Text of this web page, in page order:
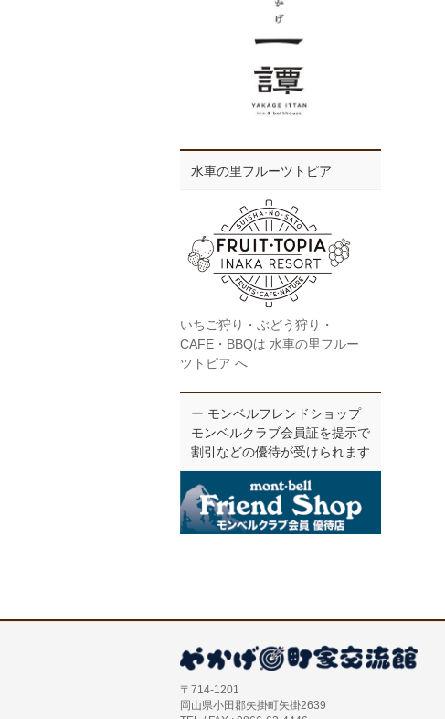
水車の里フルーツトピア
いちご狩り・ぶどう狩り・
CAFE・BBQは 水車の里フルー
ツトピア へ
ー モンベルフレンドショップ
モンベルクラブ会員証を提示で
割引などの優待が受けられます
〒714-1201
岡山県小田郡矢掛町矢掛2639